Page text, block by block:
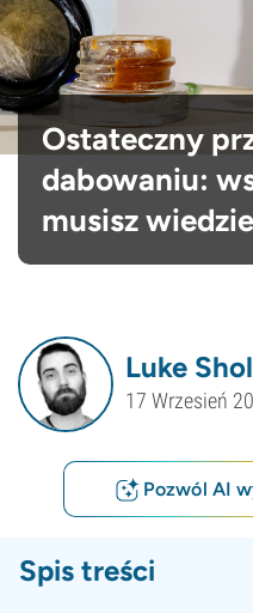
Ostateczny
dabowaniu:
musisz
Luke
17 Wrzesień
Pozwól AI
Spis treści